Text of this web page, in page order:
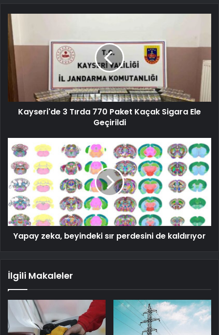
Kayseri'de 3 Tırda 770 Paket Kaçak Sigara Ele
Geçirildi
Yapay zeka, beyindeki sır perdesini de kaldırıyor
İlgili Makaleler